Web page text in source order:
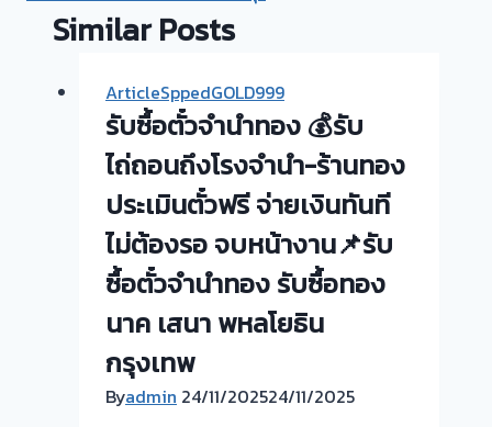
Similar Posts
ArticleSppedGOLD999
รับซื้อตั๋วจำนำทอง 💰รับ
ไถ่ถอนถึงโรงจำนำ-ร้านทอง
ประเมินตั๋วฟรี จ่ายเงินทันที
ไม่ต้องรอ จบหน้างาน📌รับ
ซื้อตั๋วจำนำทอง รับซื้อทอง
นาค เสนา พหลโยธิน
กรุงเทพ
Byadmin 24/11/202524/11/2025